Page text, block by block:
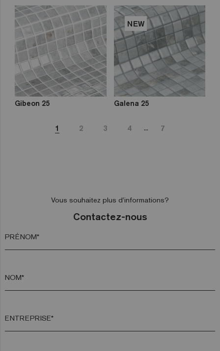
Gibeon 25
NEW
Galena 25
1 2 3 4 ... 7
Vous souhaitez plus d’informations?
Contactez-nous
PRÉNOM*
NOM*
ENTREPRISE*